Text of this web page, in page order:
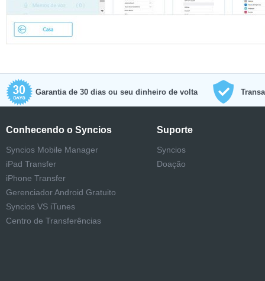
Garantia de 30 dias ou seu dinheiro de volta
Conhecendo o Syncios
Syncios Mobile Manager
iPad Transfer
iPhone Transfer
Gerenciador Android Gratuito
Syncios VS iTunes
Centro de Transferências
Suporte
Syncios
Doação